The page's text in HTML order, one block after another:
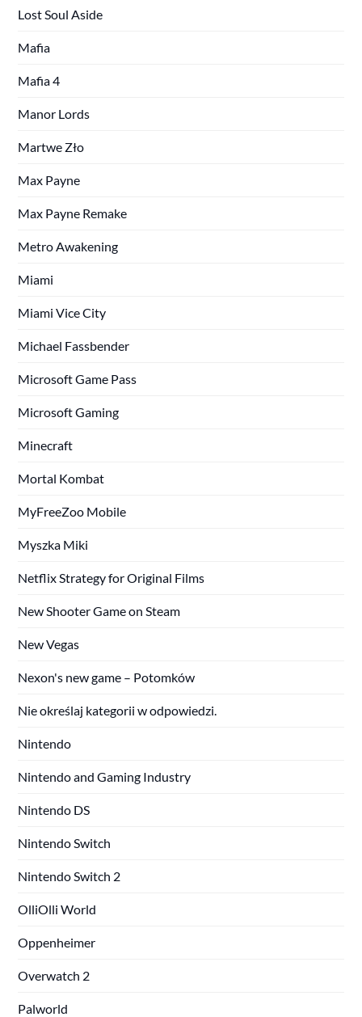
Lost Soul Aside
Mafia
Mafia 4
Manor Lords
Martwe Zło
Max Payne
Max Payne Remake
Metro Awakening
Miami
Miami Vice City
Michael Fassbender
Microsoft Game Pass
Microsoft Gaming
Minecraft
Mortal Kombat
MyFreeZoo Mobile
Myszka Miki
Netflix Strategy for Original Films
New Shooter Game on Steam
New Vegas
Nexon's new game – Potomków
Nie określaj kategorii w odpowiedzi.
Nintendo
Nintendo and Gaming Industry
Nintendo DS
Nintendo Switch
Nintendo Switch 2
OlliOlli World
Oppenheimer
Overwatch 2
Palworld